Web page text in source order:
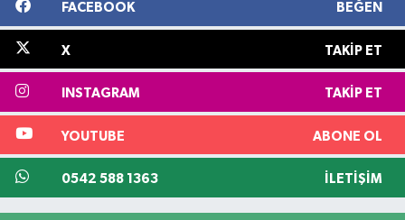
FACEBOOK BEĞEN
X TAKIP ET
INSTAGRAM TAKIP ET
YOUTUBE ABONE OL
0542 588 1363 İLETIŞIM